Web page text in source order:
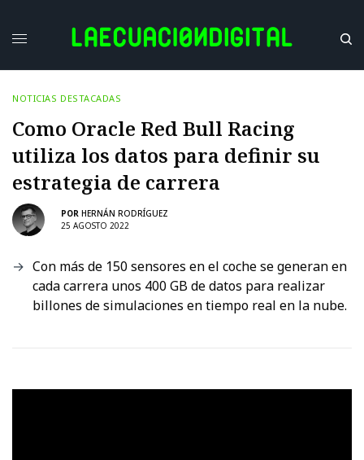
NOTICIAS DESTACADAS
Como Oracle Red Bull Racing
utiliza los datos para definir su
estrategia de carrera
POR HERNÁN RODRÍGUEZ
25 AGOSTO 2022
Con más de 150 sensores en el coche se generan en
cada carrera unos 400 GB de datos para realizar
billones de simulaciones en tiempo real en la nube.